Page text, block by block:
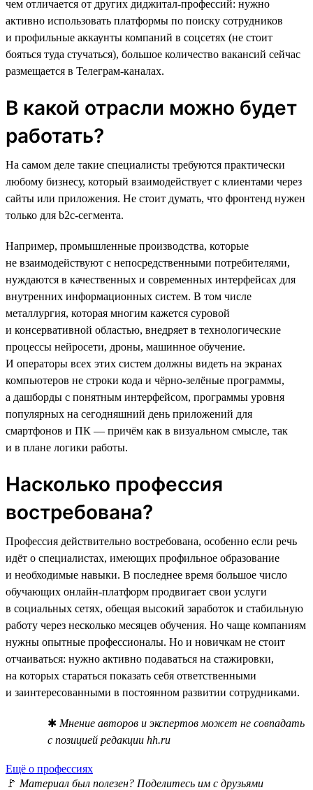
чем отличается от других диджитал-профессий: нужно
активно использовать платформы по поиску сотрудников
и профильные аккаунты компаний в соцсетях (не стоит
бояться туда стучаться), большое количество вакансий сейчас
размещается в Телеграм-каналах.
В какой отрасли можно будет
работать?
На самом деле такие специалисты требуются практически
любому бизнесу, который взаимодействует с клиентами через
сайты или приложения. Не стоит думать, что фронтенд нужен
только для b2c-сегмента.
Например, промышленные производства, которые
не взаимодействуют с непосредственными потребителями,
нуждаются в качественных и современных интерфейсах для
внутренних информационных систем. В том числе
металлургия, которая многим кажется суровой
и консервативной областью, внедряет в технологические
процессы нейросети, дроны, машинное обучение.
И операторы всех этих систем должны видеть на экранах
компьютеров не строки кода и чёрно-зелёные программы,
а дашборды с понятным интерфейсом, программы уровня
популярных на сегодняшний день приложений для
смартфонов и ПК — причём как в визуальном смысле, так
и в плане логики работы.
Насколько профессия
востребована?
Профессия действительно востребована, особенно если речь
идёт о специалистах, имеющих профильное образование
и необходимые навыки. В последнее время большое число
обучающих онлайн-платформ продвигает свои услуги
в социальных сетях, обещая высокий заработок и стабильную
работу через несколько месяцев обучения. Но чаще компаниям
нужны опытные профессионалы. Но и новичкам не стоит
отчаиваться: нужно активно подаваться на стажировки,
на которых стараться показать себя ответственными
и заинтересованными в постоянном развитии сотрудниками.
✱ Мнение авторов и экспертов может не совпадать
с позицией редакции hh.ru
Ещё о профессиях
🚩 Материал был полезен? Поделитесь им с друзьями